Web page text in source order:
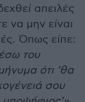
απειλές
να μην είναι
Όπως είπε:
του
ότι ‘θα
σου